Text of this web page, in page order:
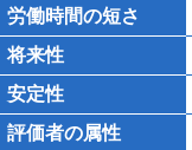
労働時間の短さ
将来性
安定性
評価者の属性